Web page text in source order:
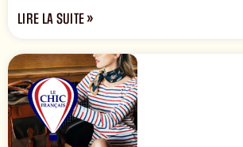
LIRE LA SUITE »